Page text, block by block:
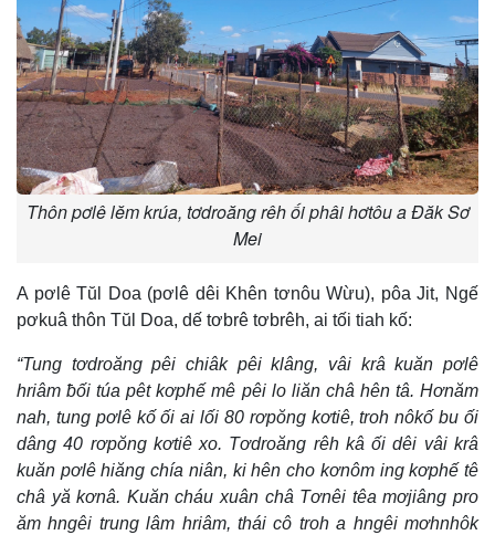
Thôn pơlê lĕm krúa, tơdroăng rêh ối phâi hơtôu a Đăk Sơ
Mei
A pơlê Tŭl Doa (pơlê dêi Khên tơnôu Wừu), pôa Jit, Ngế
pơkuâ thôn Tŭl Doa, dế tơbrê tơbrêh, ai tối tiah kố:
“Tung tơdroăng pêi chiâk pêi klâng, vâi krâ kuăn pơlê
hriâm ƀối túa pêt kơphế mê pêi lo liăn châ hên tâ. Hơnăm
nah, tung pơlê kố ối ai lối 80 rơpŏng kơtiê, troh nôkố bu ối
dâng 40 rơpŏng kơtiê xo. Tơdroăng rêh kâ ối dêi vâi krâ
kuăn pơlê hiăng chía niân, ki hên cho kơnôm ing kơphế tê
châ yă kơnâ. Kuăn cháu xuân châ Tơnêi têa mơjiâng pro
ăm hngêi trung lâm hriâm, thái cô troh a hngêi mơhnhôk